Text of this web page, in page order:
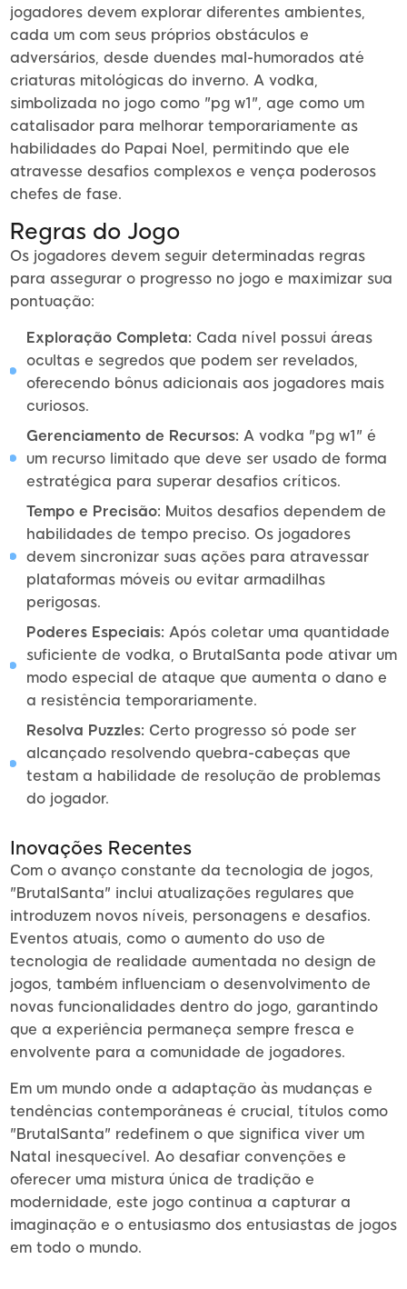
jogadores devem explorar diferentes ambientes,
cada um com seus próprios obstáculos e
adversários, desde duendes mal-humorados até
criaturas mitológicas do inverno. A vodka,
simbolizada no jogo como "pg w1", age como um
catalisador para melhorar temporariamente as
habilidades do Papai Noel, permitindo que ele
atravesse desafios complexos e vença poderosos
chefes de fase.
Regras do Jogo
Os jogadores devem seguir determinadas regras
para assegurar o progresso no jogo e maximizar sua
pontuação:
Exploração Completa: Cada nível possui áreas
ocultas e segredos que podem ser revelados,
oferecendo bônus adicionais aos jogadores mais
curiosos.
Gerenciamento de Recursos: A vodka "pg w1" é
um recurso limitado que deve ser usado de forma
estratégica para superar desafios críticos.
Tempo e Precisão: Muitos desafios dependem de
habilidades de tempo preciso. Os jogadores
devem sincronizar suas ações para atravessar
plataformas móveis ou evitar armadilhas
perigosas.
Poderes Especiais: Após coletar uma quantidade
suficiente de vodka, o BrutalSanta pode ativar um
modo especial de ataque que aumenta o dano e
a resistência temporariamente.
Resolva Puzzles: Certo progresso só pode ser
alcançado resolvendo quebra-cabeças que
testam a habilidade de resolução de problemas
do jogador.
Inovações Recentes
Com o avanço constante da tecnologia de jogos,
"BrutalSanta" inclui atualizações regulares que
introduzem novos níveis, personagens e desafios.
Eventos atuais, como o aumento do uso de
tecnologia de realidade aumentada no design de
jogos, também influenciam o desenvolvimento de
novas funcionalidades dentro do jogo, garantindo
que a experiência permaneça sempre fresca e
envolvente para a comunidade de jogadores.
Em um mundo onde a adaptação às mudanças e
tendências contemporâneas é crucial, títulos como
"BrutalSanta" redefinem o que significa viver um
Natal inesquecível. Ao desafiar convenções e
oferecer uma mistura única de tradição e
modernidade, este jogo continua a capturar a
imaginação e o entusiasmo dos entusiastas de jogos
em todo o mundo.